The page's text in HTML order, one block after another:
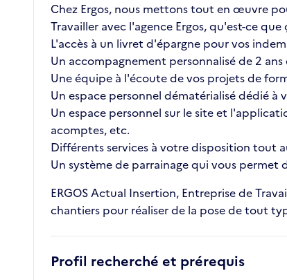
Chez Ergos, nous mettons tout en œuvre
Travailler avec l'agence Ergos, qu'est-ce
L'accès à un livret d'épargne pour vos
Un accompagnement personnalisé de 2
Une équipe à l'écoute de vos projets de
Un espace personnel dématérialisé dédié à
Un espace personnel sur le site et
acomptes, etc.
Différents services à votre disposition tout
Un système de parrainage qui vous permet
ERGOS Actual Insertion, Entreprise de
chantiers pour réaliser de la pose de tout
Profil recherché et prérequis